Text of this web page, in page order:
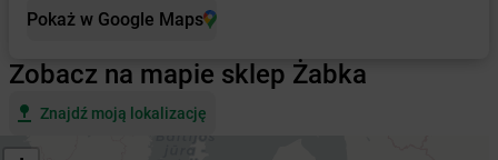
Pokaż w Google Maps
Zobacz na mapie sklep Żabka
Znajdź moją lokalizację